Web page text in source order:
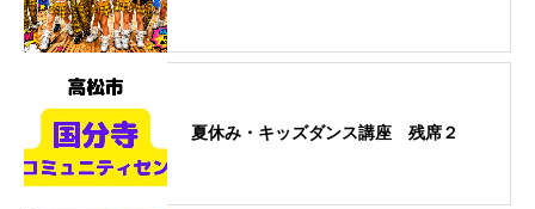
夏休み・キッズダンス講座 残席２